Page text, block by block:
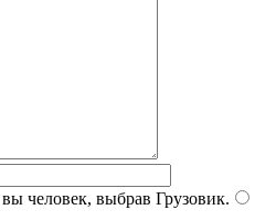
человек, выбрав Грузовик.